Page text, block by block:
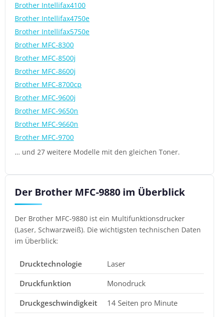
Brother Intellifax4100
Brother Intellifax4750e
Brother Intellifax5750e
Brother MFC-8300
Brother MFC-8500j
Brother MFC-8600j
Brother MFC-8700cp
Brother MFC-9600j
Brother MFC-9650n
Brother MFC-9660n
Brother MFC-9700
… und 27 weitere Modelle mit den gleichen Toner.
Der Brother MFC-9880 im Überblick
Der Brother MFC-9880 ist ein Multifunktionsdrucker
(Laser, Schwarzweiß). Die wichtigsten technischen Daten
im Überblick:
Drucktechnologie
Laser
Druckfunktion
Monodruck
Druckgeschwindigkeit
14 Seiten pro Minute